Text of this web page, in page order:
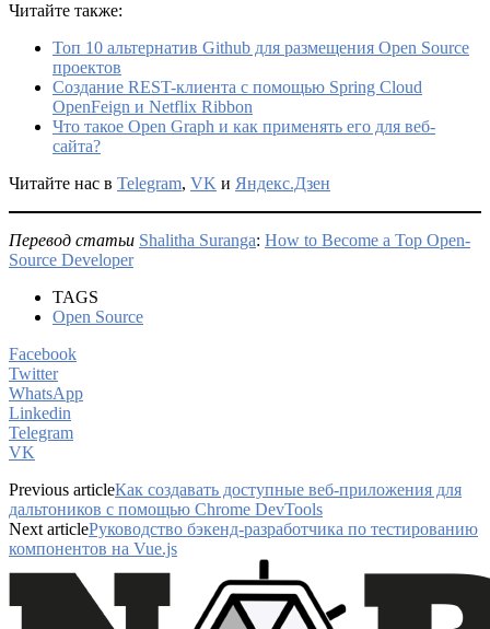
Читайте также:
Топ 10 альтернатив Github для размещения Open Source
проектов
Создание REST-клиента с помощью Spring Cloud
OpenFeign и Netflix Ribbon
Что такое Open Graph и как применять его для веб-
сайта?
Читайте нас в Telegram, VK и Яндекс.Дзен
Перевод статьи Shalitha Suranga: How to Become a Top Open-
Source Developer
TAGS
Open Source
Facebook
Twitter
WhatsApp
Linkedin
Telegram
VK
Previous articleКак создавать доступные веб-приложения для
дальтоников с помощью Chrome DevTools
Next articleРуководство бэкенд-разработчика по тестированию
компонентов на Vue.js